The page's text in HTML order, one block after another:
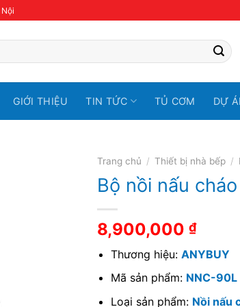
GIỚI THIỆU TIN TỨC TỦ CƠM DỰ
Trang chủ / Thiết bị nhà bếp /
Bộ nồi nấu
8,900,000 ₫
Thương hiệu:ANYBUY
Mã sản phẩm: NNC-90L
Loại sản phẩm: Nồi nấu